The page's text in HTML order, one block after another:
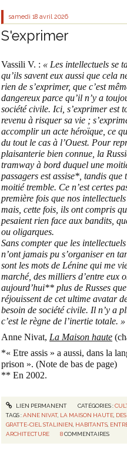
samedi 18 avril 2026
S'exprimer
Vassili V. : « Les intellectuels se
qu’ils savent eux aussi que cela
rien de s’exprimer, que c’est
dangereux parce qu’il n’y a
société civile. Ici, s’exprimer est
revenu à risquer sa vie ;
accomplir un acte héroïque, ce
du tout le cas à l’Ouest. Pour
plaisanterie bien connue, la
tramway à bord duquel une
passagers est assise*, tandis que
moitié tremble. Ce n’est certes
première fois que nos intellectuels
mais, cette fois, ils ont compris
pesaient rien face aux bandits,
ou oligarques.
Sans compter que les
n’ont jamais pu s’organiser en
sont les mots de Lénine qui me
marché, des milliers d’entre eux
aujourd’hui** plus de Russes
réjouissent de cet ultime avatar
besoin de société civile. Il n’y a
c’est le règne de l’inertie totale. »
Anne Nivat, La Maison haute
*« Etre assis » a aussi, dans la
prison ». (Note de bas de page)
** En 2002.
LIEN PERMANENT CATÉGORIES :
TAGS :ANNE NIVAT, LA MAISON HAUTE
GRATTE-CIEL STALINIEN HABITANTS
ARCHITECTURE
8 COMMENTAIRES